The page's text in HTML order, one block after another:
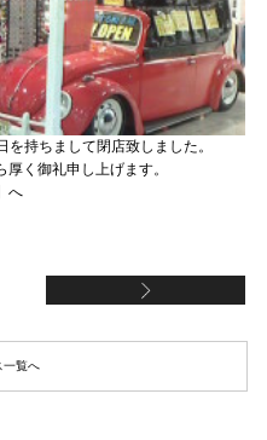
持ちまして閉店致しました。
く御礼申し上げます。
へ
ぽーと柏の葉店（FC加盟店）】リニ
一覧へ